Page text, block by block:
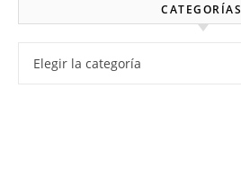
CATEGORÍAS